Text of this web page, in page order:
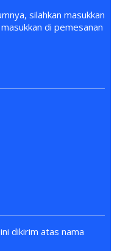
silahkan masukkan
di pemesanan
dikirim atas nama